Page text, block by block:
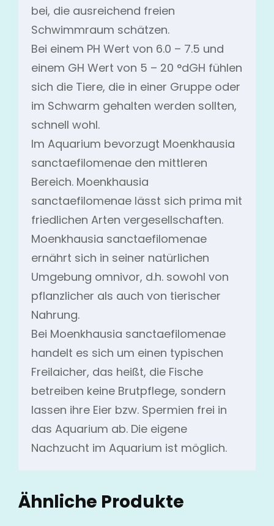
bei, die ausreichend freien
Schwimmraum schätzen.
Bei einem PH Wert von 6.0 – 7.5 und
einem GH Wert von 5 – 20 °dGH fühlen
sich die Tiere, die in einer Gruppe oder
im Schwarm gehalten werden sollten,
schnell wohl.
Im Aquarium bevorzugt Moenkhausia
sanctaefilomenae den mittleren
Bereich. Moenkhausia
sanctaefilomenae lässt sich prima mit
friedlichen Arten vergesellschaften.
Moenkhausia sanctaefilomenae
ernährt sich in seiner natürlichen
Umgebung omnivor, d.h. sowohl von
pflanzlicher als auch von tierischer
Nahrung.
Bei Moenkhausia sanctaefilomenae
handelt es sich um einen typischen
Freilaicher, das heißt, die Fische
betreiben keine Brutpflege, sondern
lassen ihre Eier bzw. Spermien frei in
das Aquarium ab. Die eigene
Nachzucht im Aquarium ist möglich.
Ähnliche Produkte